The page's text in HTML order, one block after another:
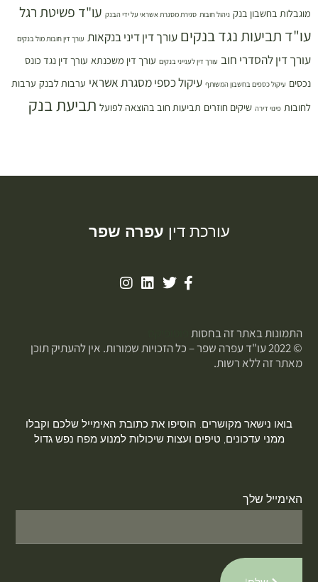
מוגבלות בחשבון בנק ניהול חובות סגירת מסגרת אשראי על ידי הבנק עו"ד פשיטת רגל
עו"ד תביעות נגד בנקים עורך דין דיני בנקאות עורך דין חובות מול בנקים
עורך דין להסדרי חוב עורך דין לענייני בנקים עורך דין משכנתא עורך דין נגד כונס
נכסים עיקול כספים בחשבון המשותף עיקול כספי מסגרת אשראי ערבות לבנק ערבות
לחובות פינוי דירה שיקים חוזרים תביעות חוב בהוצאה לפועל תביעת בנק
עורכת דין עפרה שפר
התמונות באתר זה בחסות
© 2022 עו"ד עפרה שפר – כל הזכויות שמורות. אין להעתיק תוכן
מאתר זה ללא רשות.
בואו נישאר מקושרים. הוסיפו את כתובת האימייל שלכם וקבלו
ממני עדכונים, טיפים ועצות שיכולות למנוע מפח נפש גדול
האימייל שלך